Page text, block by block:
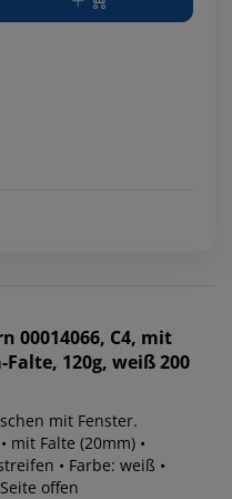
00014066, C4, mit
120g, weiß 200
mit Fenster.
mit Falte (20mm) •
• Farbe: weiß •
offen